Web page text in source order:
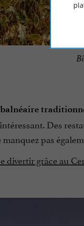
Des
pas
divertir grâce au